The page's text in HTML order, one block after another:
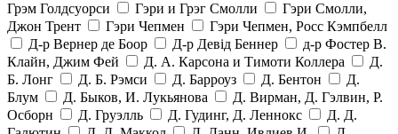
Грэм Голдсуорси
Гэри и Грэг Смолли
Гэри Смолли,
Джон Трент
Гэри Чепмен
Гэри Чепмен, Росс Кэмпбелл
Д-р Вернер де Боор
Д-р Девід Беннер
д-р Фостер В.
Клайн, Джим Фей
Д. А. Карсона и Тимоти Коллера
Д.
Б. Лонг
Д. Б. Рэмси Д. Барроуз Д. Бентон
Д.
Блум
Д. Быков, И. Лукьянова
Д. Вирман, Д. Гэлвин, Р.
Осборн
Д. Груэлль Д. Гудинг, Д. Леннокс
Д. Д.